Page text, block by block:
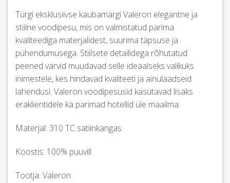
Türgi eksklusiivse kaubamärgi Valeron elegantne ja
stiilne voodipesu, mis on valmistatud parima
kvaliteediga materjalidest, suurima täpsuse ja
pühendumusega. Stiilsete detailidega rõhutatud
peened värvid muudavad selle ideaalseks valikuks
inimestele, kes hindavad kvaliteeti ja ainulaadseid
lahendusi. Valeron voodipesusid kasutavad lisaks
eraklientidele ka parimad hotellid üle maailma.
Materjal: 310 TC satiinkangas
Koostis: 100% puuvill
Tootja: Valeron